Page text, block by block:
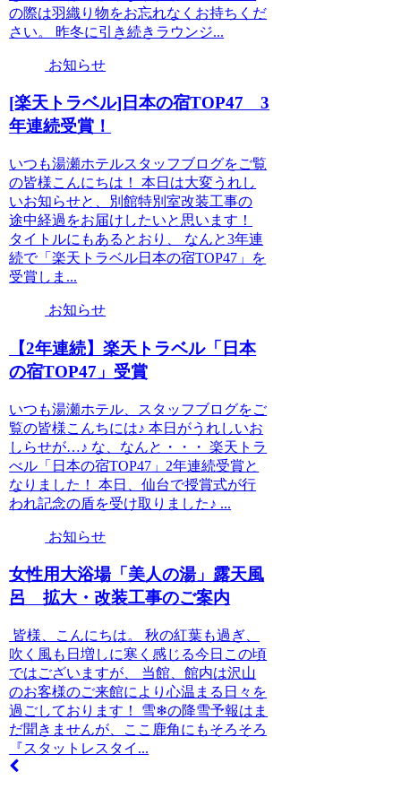
の際は羽織り物をお忘れなくお持ちくだ
さい。 昨冬に引き続きラウンジ...
お知らせ
[楽天トラベル]日本の宿TOP47 3
年連続受賞！
いつも湯瀬ホテルスタッフブログをご覧
の皆様こんにちは！ 本日は大変うれし
いお知らせと、別館特別室改装工事の
途中経過をお届けしたいと思います！
タイトルにもあるとおり、 なんと3年連
続で「楽天トラベル日本の宿TOP47」を
受賞しま...
お知らせ
【2年連続】楽天トラベル「日本
の宿TOP47」受賞
いつも湯瀬ホテル、スタッフブログをご
覧の皆様こんちには♪ 本日がうれしいお
しらせが…♪ な、なんと・・・ 楽天トラ
べル「日本の宿TOP47」2年連続受賞と
なりました！ 本日、仙台で授賞式が行
われ記念の盾を受け取りました♪ ...
お知らせ
女性用大浴場「美人の湯」露天風
呂 拡大・改装工事のご案内
皆様、こんにちは。 秋の紅葉も過ぎ、
吹く風も日増しに寒く感じる今日この頃
ではございますが、 当館、館内は沢山
のお客様のご来館により心温まる日々を
過ごしております！ 雪❄の降雪予報はま
だ聞きませんが、ここ鹿角にもそろそろ
『スタットレスタイ...